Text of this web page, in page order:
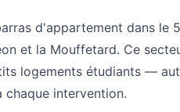
d'appartement dans
et la Mouffetard. Ce
logements étudiants —
intervention.